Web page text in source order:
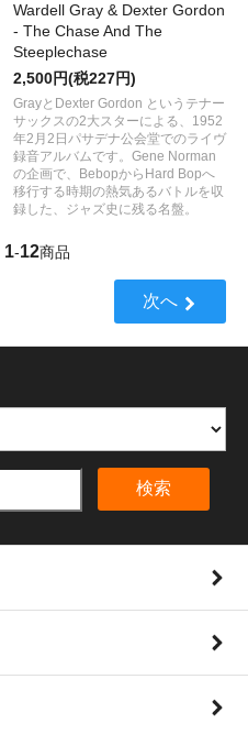
Wardell Gray & Dexter Gordon
- The Chase And The
Steeplechase
2,500円(税227円)
GrayとDexter Gordon というテナー
サックスの2大スターによる、1952
年2月2日パサデナ公会堂でのライヴ
録音アルバムです。Gene Norman
の企画で、BebopからHard Bopへ
移行する時期の熱気あるバトルを収
録した、ジャズ史に残る名盤。
1-12商品
次へ
検索